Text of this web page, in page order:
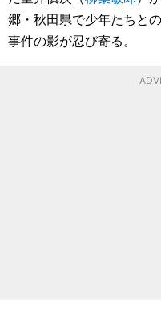
郷・秋田県で少年たちと
事件の影が忍び寄る。